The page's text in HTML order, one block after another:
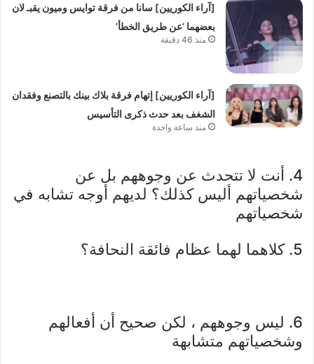
[آراء الكوريين] سانا من فرقة توايس وميون يقبـ لان
بعضهما ‘عن طريق الخطأ’
منذ 46 دقيقة
[آراء الكوريين] إتهام فرقة بلاك بينك بالتصنع وفقدان
الشغف بعد حدث ذكرى التأسيس
منذ ساعة واحدة
4. أنت لا تتحدث عن وجوههم بل عن
شخصياتهم أليس كذلك؟ لديهم أوجه تشابه في
شخصياتهم
5. كلاهما لهما عظام فائقة النحافة؟
6. ليس وجوههم ، لكن صحيح أن أفعالهم
وشخصياتهم متشابهة